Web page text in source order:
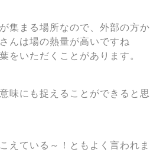
集まる場所なので、外部の方か
んは場の熱量が高いですね
をいただくことがあります。
味にも捉えることができると思
えている～！ともよく言われま